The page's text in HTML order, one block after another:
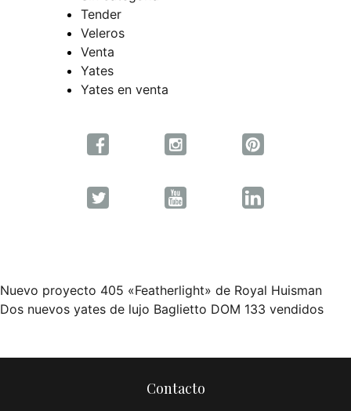
Tender
Veleros
Venta
Yates
Yates en venta
Navegación
entradas
Nuevo proyecto 405 «Featherlight» de Royal Huisman
Dos nuevos yates de lujo Baglietto DOM 133 vendidos
Contacto